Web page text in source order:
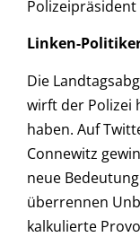
Linken-
Die
wirft der Polizei
haben. Auf
Connewitz
neue
überrennen
kalkulierte